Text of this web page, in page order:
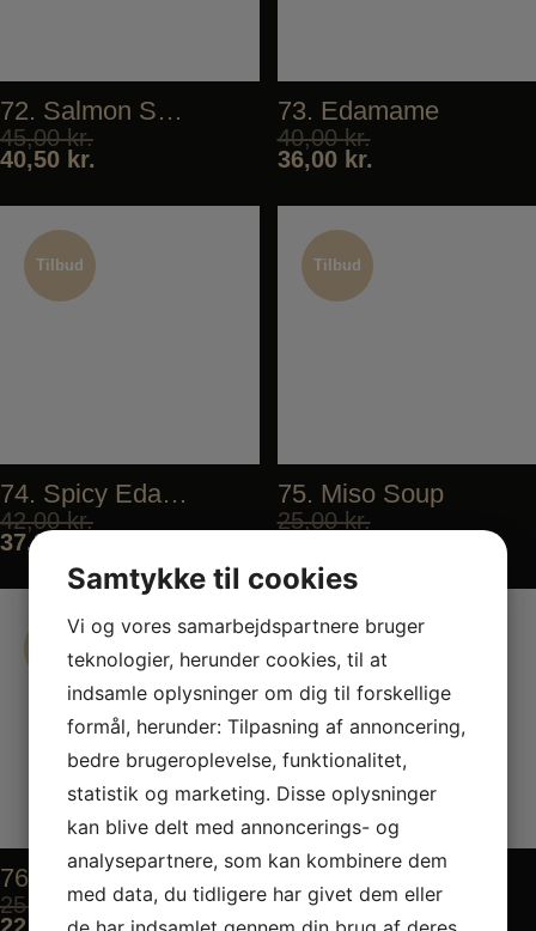
72. Salmon Salad
45,00kr.
40,50 kr.
73. Edamame
40,00kr.
36,00 kr.
Tilbud
74. Spicy Edamame
42,00kr.
37,80
Tilbud
Tilbud
75. Miso Soup
25,00kr.
Tilbud
76. Chicken Stick
25,00 kr.
Tilbud
Tilbud
77. Yakitori Stick
25,00kr.
Samtykke til cookies
Vi og vores samarbejdspartnere bruger
teknologier, herunder cookies, til at
indsamle oplysninger om dig til forskellige
formål, herunder: Tilpasning af annoncering,
bedre brugeroplevelse, funktionalitet,
statistik og marketing. Disse oplysninger
kan blive delt med annoncerings- og
analysepartnere, som kan kombinere dem
med data, du tidligere har givet dem eller